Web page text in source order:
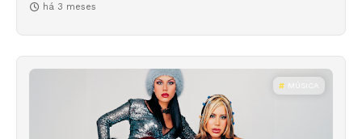
há 3 meses
MÚSICA